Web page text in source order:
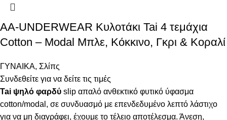
AA-UNDERWEAR Κυλοτάκι Tai 4 τεμάχια
Cotton – Modal Μπλε, Κόκκινο, Γκρι & Κοραλί
ΓΥΝΑΙΚΑ, Σλίπς
Συνδεθείτε για να δείτε τις τιμές
Tai ψηλό φαρδύ slip απαλό ανθεκτικό φυτικό ύφασμα
cotton/modal, σε συνδυασμό με επενδεδυμένο λεπτό λάστιχο
για να μη διαγράφει, έχουμε το τέλειο αποτέλεσμα. Άνεση,